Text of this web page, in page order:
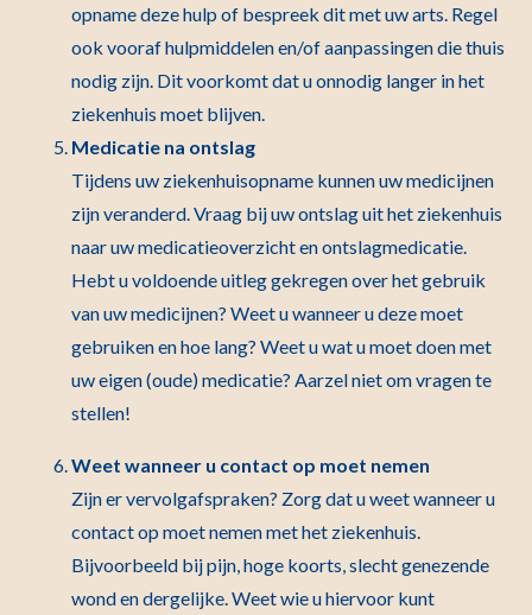
opname deze hulp of bespreek dit met uw arts. Regel
ook vooraf hulpmiddelen en/of aanpassingen die thuis
nodig zijn. Dit voorkomt dat u onnodig langer in het
ziekenhuis moet blijven.
Medicatie na ontslag
Tijdens uw ziekenhuisopname kunnen uw medicijnen
zijn veranderd. Vraag bij uw ontslag uit het ziekenhuis
naar uw medicatieoverzicht en ontslagmedicatie.
Hebt u voldoende uitleg gekregen over het gebruik
van uw medicijnen? Weet u wanneer u deze moet
gebruiken en hoe lang? Weet u wat u moet doen met
uw eigen (oude) medicatie? Aarzel niet om vragen te
stellen!
Weet wanneer u contact op moet nemen
Zijn er vervolgafspraken? Zorg dat u weet wanneer u
contact op moet nemen met het ziekenhuis.
Bijvoorbeeld bij pijn, hoge koorts, slecht genezende
wond en dergelijke. Weet wie u hiervoor kunt